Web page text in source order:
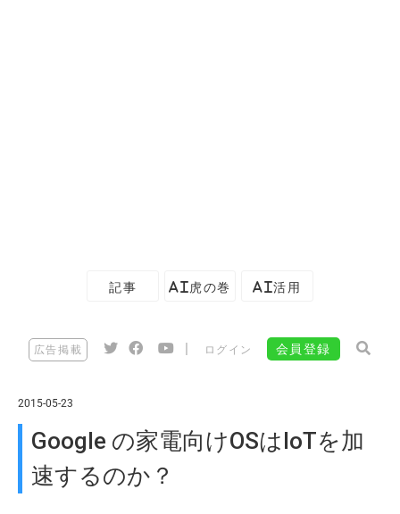
記事 AI虎の巻 AI活用
広告掲載 ログイン 会員登録
2015-05-23
Google の家電向けOSはIoTを加
速するのか？